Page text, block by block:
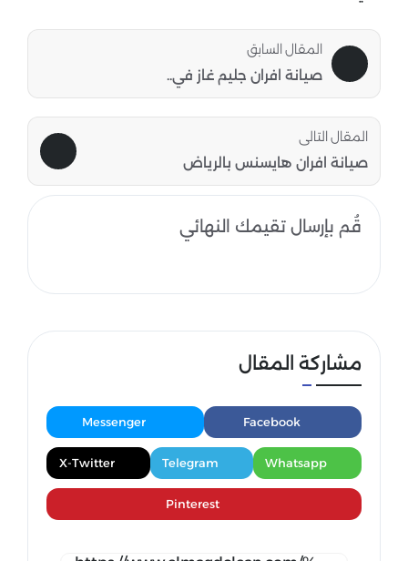
المقال السابق
صيانة افران جليم غاز في..
المقال التالى
صيانة افران هايسنس بالرياض
قُم بإرسال تقيمك النهائي
مشاركة المقال
Facebook
Messenger
Whatsapp
Telegram
X-Twitter
Pinterest